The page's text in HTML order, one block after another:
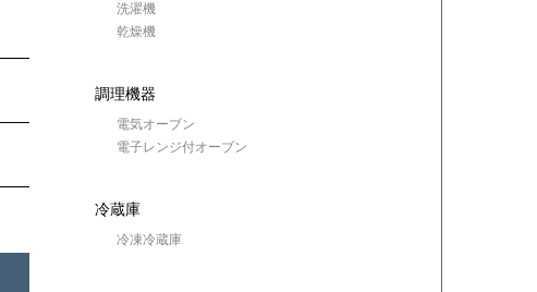
洗濯機
乾燥機
調理機器
電気オーブン
電子レンジ付オーブン
冷蔵庫
冷凍冷蔵庫